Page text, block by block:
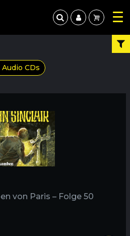
Audio CDs
von Paris – Folge 50